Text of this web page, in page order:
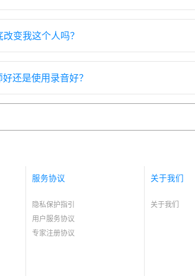
变我这个人吗？
还是使用录音好？
服务协议
隐私保护指引
用户服务协议
专家注册协议
关于我们
关于我们